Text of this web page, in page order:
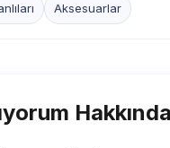
Aksesuarlar